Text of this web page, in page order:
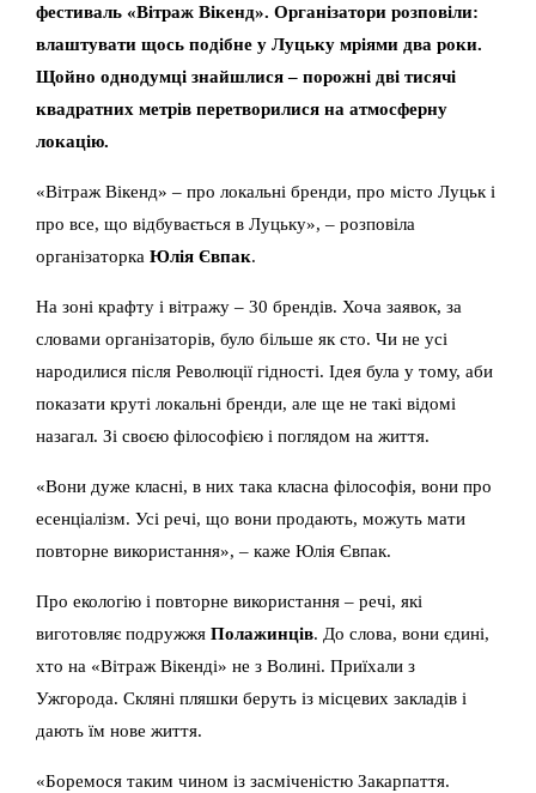
фестиваль «Вітраж Вікенд». Організатори розповіли:
влаштувати щось подібне у Луцьку мріями два роки.
Щойно однодумці знайшлися – порожні дві тисячі
квадратних метрів перетворилися на атмосферну
локацію.
«Вітраж Вікенд» – про локальні бренди, про місто Луцьк і
про все, що відбувається в Луцьку», – розповіла
організаторка Юлія Євпак.
На зоні крафту і вітражу – 30 брендів. Хоча заявок, за
словами організаторів, було більше як сто. Чи не усі
народилися після Революції гідності. Ідея була у тому, аби
показати круті локальні бренди, але ще не такі відомі
назагал. Зі своєю філософією і поглядом на життя.
«Вони дуже класні, в них така класна філософія, вони про
есенціалізм. Усі речі, що вони продають, можуть мати
повторне використання», – каже Юлія Євпак.
Про екологію і повторне використання – речі, які
виготовляє подружжя Полажинців. До слова, вони єдині,
хто на «Вітраж Вікенді» не з Волині. Приїхали з
Ужгорода. Скляні пляшки беруть із місцевих закладів і
дають їм нове життя.
«Боремося таким чином із засміченістю Закарпаття.